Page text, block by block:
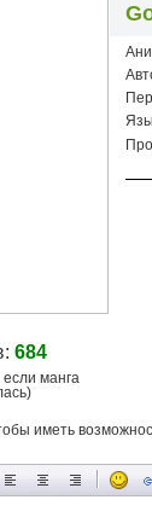
684
если манга
иметь